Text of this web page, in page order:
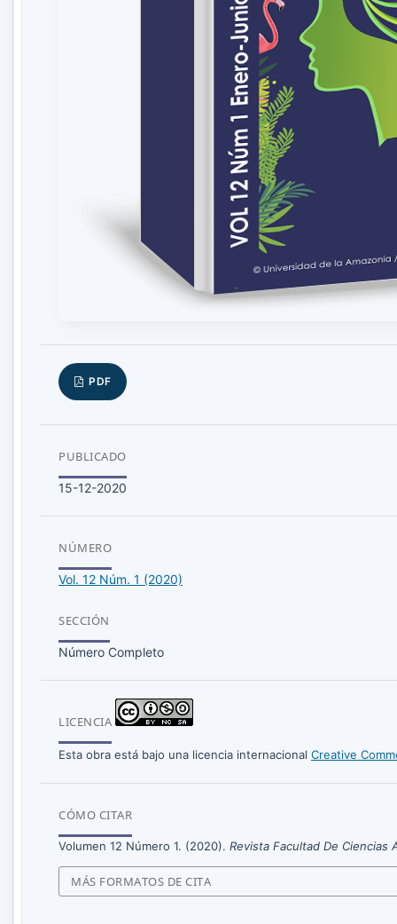
PDF
PUBLICADO
15-12-2020
NÚMERO
Vol. 12 Núm. 1 (2020)
SECCIÓN
Número Completo
LICENCIA
Esta obra está bajo una licencia internacional Creative
CÓMO CITAR
Volumen 12 Número 1. (2020). Revista Facultad De Ciencias
MÁS FORMATOS DE CITA